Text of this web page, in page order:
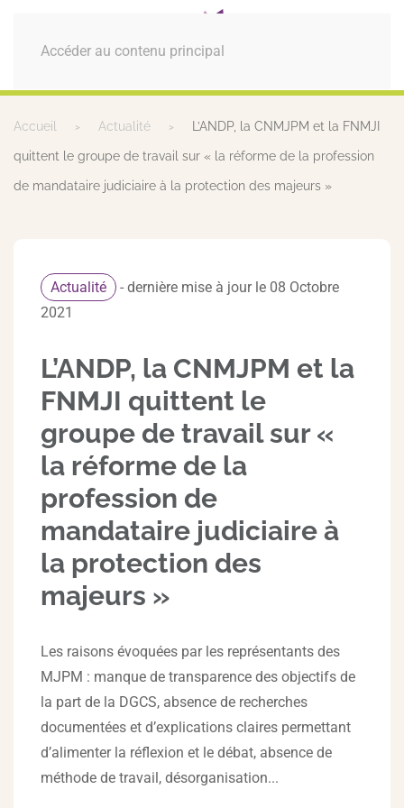
Accéder au contenu principal
MENU
Accueil Actualité L’ANDP, la CNMJPM et la FNMJI
quittent le groupe de travail sur « la réforme de la profession
de mandataire judiciaire à la protection des majeurs »
Actualité
- dernière mise à jour le 08 Octobre
2021
L’ANDP, la CNMJPM et la
FNMJI quittent le
groupe de travail sur «
la réforme de la
profession de
mandataire judiciaire à
la protection des
majeurs »
Les raisons évoquées par les représentants des
MJPM : manque de transparence des objectifs de
la part de la DGCS, absence de recherches
documentées et d’explications claires permettant
d’alimenter la réflexion et le débat, absence de
méthode de travail, désorganisation...